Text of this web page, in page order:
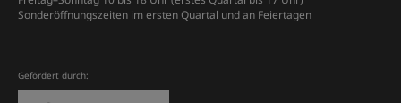
Sonderöffnungszeiten im ersten Quartal und an Feiertagen
Gefördert durch: